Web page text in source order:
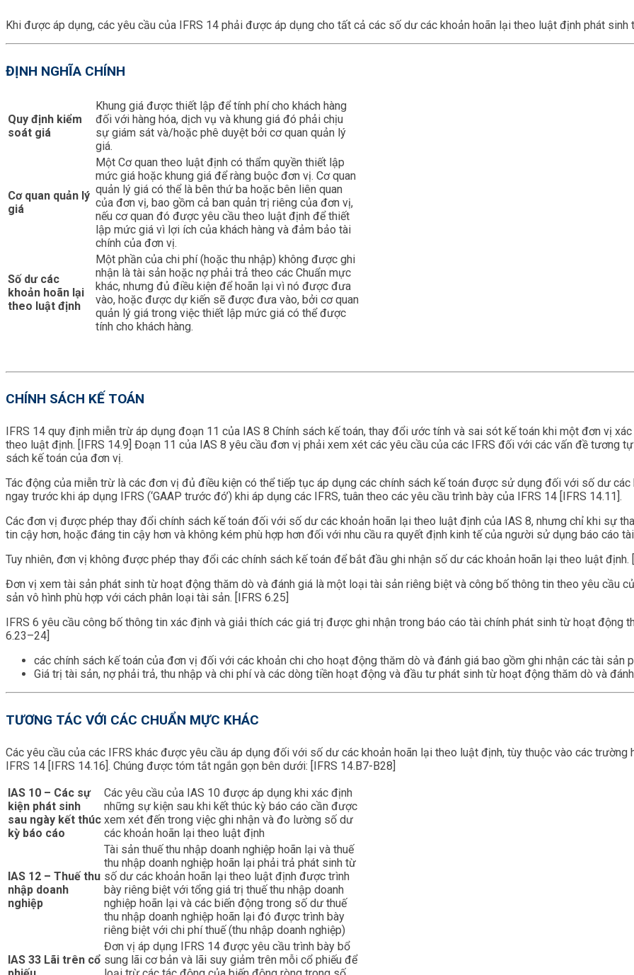
Khi được áp dụng, các yêu cầu của IFRS 14 phải được áp dụng cho tất cả các số dư các khoản hoãn lại theo luật định phát
ĐỊNH NGHĨA CHÍNH
Quy định kiểm
soát giá
Khung giá được thiết lập để tính phí cho khách hàng
đối với hàng hóa, dịch vụ và khung giá đó phải chịu
sự giám sát và/hoặc phê duyệt bởi cơ quan quản lý
giá.
Cơ quan quản lý
giá
Một Cơ quan theo luật định có thẩm quyền thiết lập
mức giá hoặc khung giá để ràng buộc đơn vị. Cơ quan
quản lý giá có thể là bên thứ ba hoặc bên liên quan
của đơn vị, bao gồm cả ban quản trị riêng của đơn vị,
nếu cơ quan đó được yêu cầu theo luật định để thiết
lập mức giá vì lợi ích của khách hàng và đảm bảo tài
chính của đơn vị.
Số dư các
khoản hoãn lại
theo luật định
Một phần của chi phí (hoặc thu nhập) không được ghi
nhận là tài sản hoặc nợ phải trả theo các Chuẩn mực
khác, nhưng đủ điều kiện để hoãn lại vì nó được đưa
vào, hoặc được dự kiến sẽ được đưa vào, bởi cơ quan
quản lý giá trong việc thiết lập mức giá có thể được
tính cho khách hàng.
CHÍNH SÁCH KẾ TOÁN
IFRS 14 quy định miễn trừ áp dụng đoạn 11 của IAS 8 Chính sách kế toán, thay đổi ước tính và sai sót kế toán khi một đơn vị
theo luật định. [IFRS 14.9] Đoạn 11 của IAS 8 yêu cầu đơn vị phải xem xét các yêu cầu của các IFRS đối với các vấn đề tương
sách kế toán của đơn vị.
Tác động của miễn trừ là các đơn vị đủ điều kiện có thể tiếp tục áp dụng các chính sách kế toán được sử dụng đối với số dư
ngay trước khi áp dụng IFRS (‘GAAP trước đó’) khi áp dụng các IFRS, tuân theo các yêu cầu trình bày của IFRS 14 [IFRS 14.11].
Các đơn vị được phép thay đổi chính sách kế toán đối với số dư các khoản hoãn lại theo luật định của IAS 8, nhưng chỉ khi sự
tin cậy hơn, hoặc đáng tin cậy hơn và không kém phù hợp hơn đối với nhu cầu ra quyết định kinh tế của người sử dụng báo cáo
Tuy nhiên, đơn vị không được phép thay đổi các chính sách kế toán để bắt đầu ghi nhận số dư các khoản hoãn lại theo luật định.
Đơn vị xem tài sản phát sinh từ hoạt động thăm dò và đánh giá là một loại tài sản riêng biệt và công bố thông tin theo yêu cầu
sản vô hình phù hợp với cách phân loại tài sản. [IFRS 6.25]
IFRS 6 yêu cầu công bố thông tin xác định và giải thích các giá trị được ghi nhận trong báo cáo tài chính phát sinh từ hoạt động
6.23–24]
các chính sách kế toán của đơn vị đối với các khoản chi cho hoạt động thăm dò và đánh giá bao gồm ghi nhận các tài sản
Giá trị tài sản, nợ phải trả, thu nhập và chi phí và các dòng tiền hoạt động và đầu tư phát sinh từ hoạt động thăm dò và
TƯƠNG TÁC VỚI CÁC CHUẨN MỰC KHÁC
Các yêu cầu của các IFRS khác được yêu cầu áp dụng đối với số dư các khoản hoãn lại theo luật định, tùy thuộc vào các
IFRS 14 [IFRS 14.16]. Chúng được tóm tắt ngắn gọn bên dưới: [IFRS 14.B7-B28]
IAS 10 – Các sự
kiện phát sinh
sau ngày kết thúc
kỳ báo cáo
Các yêu cầu của IAS 10 được áp dụng khi xác định
những sự kiện sau khi kết thúc kỳ báo cáo cần được
xem xét đến trong việc ghi nhận và đo lường số dư
các khoản hoãn lại theo luật định
IAS 12 – Thuế thu
nhập doanh
nghiệp
Tài sản thuế thu nhập doanh nghiệp hoãn lại và thuế
thu nhập doanh nghiệp hoãn lại phải trả phát sinh từ
số dư các khoản hoãn lại theo luật định được trình
bày riêng biệt với tổng giá trị thuế thu nhập doanh
nghiệp hoãn lại và các biến động trong số dư thuế
thu nhập doanh nghiệp hoãn lại đó được trình bày
riêng biệt với chi phí thuế (thu nhập doanh nghiệp)
IAS 33 Lãi trên cổ
Đơn vị áp dụng IFRS 14 được yêu cầu trình bày bổ
sung lãi cơ bản và lãi suy giảm trên mỗi cổ phiếu để